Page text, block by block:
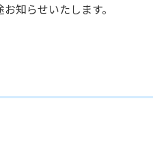
知らせいたします。